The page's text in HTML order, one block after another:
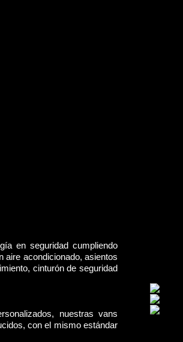
en seguridad cumpliendo
aire acondicionado, asientos
cinturón de seguridad
nuestras vans
con el mismo estándar